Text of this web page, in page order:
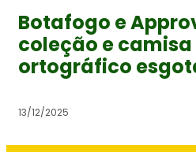
Botafogo e
coleção e
ortográfico
13/12/2025